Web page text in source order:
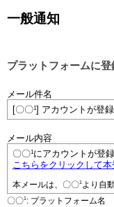
一般通知
プラットフォームに
メール件名
[〇〇1] アカウントが登
メール内容
〇〇1にアカウントが登
こちらをクリックして
本メールは、〇〇1より自
〇〇1: プラットフォーム名